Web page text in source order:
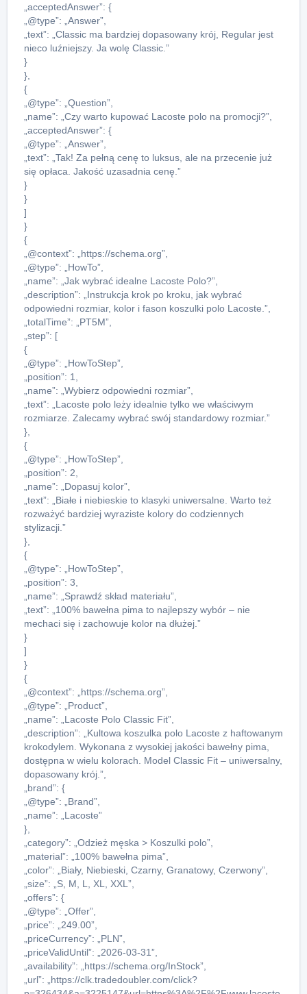
„acceptedAnswer”: {
„@type”: „Answer”,
„text”: „Classic ma bardziej dopasowany krój, Regular jest
nieco luźniejszy. Ja wolę Classic.”
}
},
{
„@type”: „Question”,
„name”: „Czy warto kupować Lacoste polo na promocji?”,
„acceptedAnswer”: {
„@type”: „Answer”,
„text”: „Tak! Za pełną cenę to luksus, ale na przecenie już
się opłaca. Jakość uzasadnia cenę.”
}
}
]
}
{
„@context”: „https://schema.org”,
„@type”: „HowTo”,
„name”: „Jak wybrać idealne Lacoste Polo?”,
„description”: „Instrukcja krok po kroku, jak wybrać
odpowiedni rozmiar, kolor i fason koszulki polo Lacoste.”,
„totalTime”: „PT5M”,
„step”: [
{
„@type”: „HowToStep”,
„position”: 1,
„name”: „Wybierz odpowiedni rozmiar”,
„text”: „Lacoste polo leży idealnie tylko we właściwym
rozmiarze. Zalecamy wybrać swój standardowy rozmiar.”
},
{
„@type”: „HowToStep”,
„position”: 2,
„name”: „Dopasuj kolor”,
„text”: „Białe i niebieskie to klasyki uniwersalne. Warto też
rozważyć bardziej wyraziste kolory do codziennych
stylizacji.”
},
{
„@type”: „HowToStep”,
„position”: 3,
„name”: „Sprawdź skład materiału”,
„text”: „100% bawełna pima to najlepszy wybór – nie
mechaci się i zachowuje kolor na dłużej.”
}
]
}
{
„@context”: „https://schema.org”,
„@type”: „Product”,
„name”: „Lacoste Polo Classic Fit”,
„description”: „Kultowa koszulka polo Lacoste z haftowanym
krokodylem. Wykonana z wysokiej jakości bawełny pima,
dostępna w wielu kolorach. Model Classic Fit – uniwersalny,
dopasowany krój.”,
„brand”: {
„@type”: „Brand”,
„name”: „Lacoste”
},
„category”: „Odzież męska > Koszulki polo”,
„material”: „100% bawełna pima”,
„color”: „Biały, Niebieski, Czarny, Granatowy, Czerwony”,
„size”: „S, M, L, XL, XXL”,
„offers”: {
„@type”: „Offer”,
„price”: „249.00”,
„priceCurrency”: „PLN”,
„priceValidUntil”: „2026-03-31”,
„availability”: „https://schema.org/InStock”,
„url”: „https://clk.tradedoubler.com/click?